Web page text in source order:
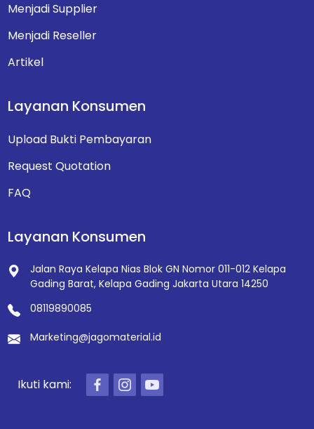
Menjadi Supplier
Menjadi Reseller
Artikel
Layanan Konsumen
Upload Bukti Pembayaran
Request Quotation
FAQ
Layanan Konsumen
Jalan Raya Kelapa Nias Blok GN Nomor 011-012Kelapa
Gading Barat, Kelapa Gading Jakarta Utara 14250
08119890085
Marketing@jagomaterial.id
Ikuti kami: